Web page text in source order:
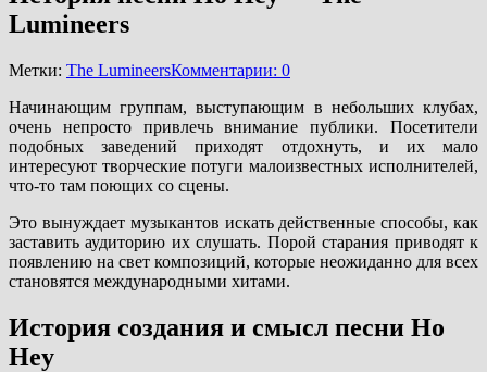
Lumineers
Метки: The LumineersКомментарии: 0
Начинающим группам, выступающим в небольших клубах,
очень непросто привлечь внимание публики. Посетители
подобных заведений приходят отдохнуть, и их мало
интересуют творческие потуги малоизвестных исполнителей,
что-то там поющих со сцены.
Это вынуждает музыкантов искать действенные способы, как
заставить аудиторию их слушать. Порой старания приводят к
появлению на свет композиций, которые неожиданно для всех
становятся международными хитами.
История создания и смысл песни Ho
Hey